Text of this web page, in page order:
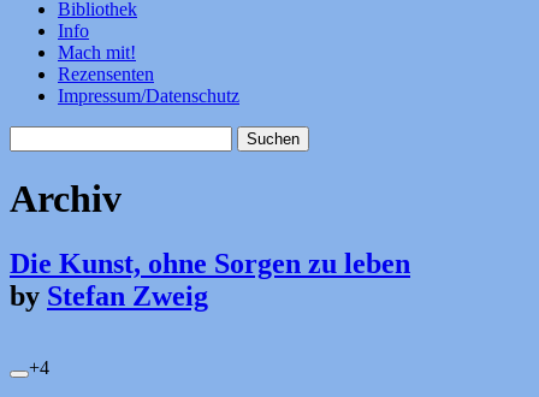
Bibliothek
Info
Mach mit!
Rezensenten
Impressum/Datenschutz
nach:
Archiv
Die Kunst, ohne Sorgen zu leben
by Stefan Zweig
+4